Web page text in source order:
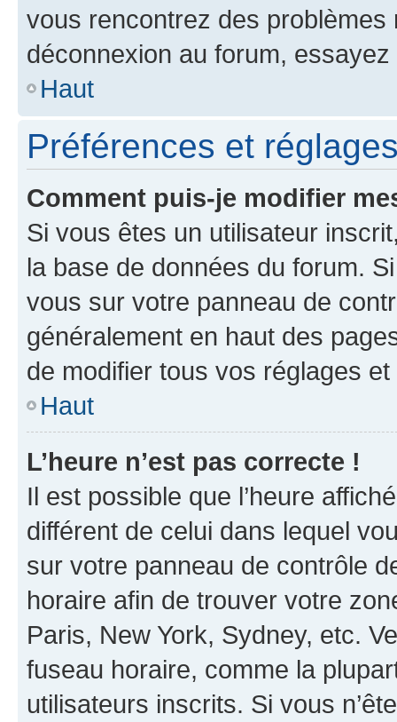
vous rencontrez des
déconnexion au forum,
Haut
Préférences et
Comment puis-je modifier
Si vous êtes un utilisateur
la base de données du forum.
vous sur votre panneau de
généralement en haut des
de modifier tous vos réglages
Haut
L’heure n’est pas correcte !
Il est possible que l’heure
différent de celui dans lequel
sur votre panneau de contrôle
horaire afin de trouver votre
Paris, New York, Sydney, etc.
fuseau horaire, comme la
utilisateurs inscrits. Si vous